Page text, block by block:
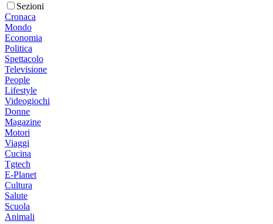
Sezioni
Cronaca
Mondo
Economia
Politica
Spettacolo
Televisione
People
Lifestyle
Videogiochi
Donne
Magazine
Motori
Viaggi
Cucina
Tgtech
E-Planet
Cultura
Salute
Scuola
Animali